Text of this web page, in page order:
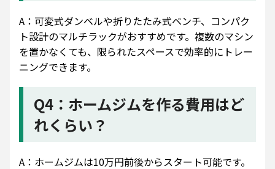
A：可変式ダンベルや折りたたみ式ベンチ、コンパク
ト設計のマルチラックがおすすめです。複数のマシン
を置かなくても、限られたスペースで効率的にトレー
ニングできます。
Q4：ホームジムを作る費用はど
れくらい？
A：ホームジムは10万円前後からスタート可能です。